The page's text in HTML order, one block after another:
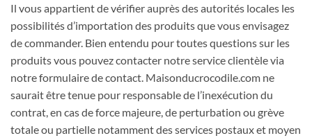
Il vous appartient de vérifier auprès des autorités locales les
possibilités d’importation des produits que vous envisagez
de commander. Bien entendu pour toutes questions sur les
produits vous pouvez contacter notre service clientèle via
notre formulaire de contact. Maisonducrocodile.com ne
saurait être tenue pour responsable de l’inexécution du
contrat, en cas de force majeure, de perturbation ou grève
totale ou partielle notamment des services postaux et moyen